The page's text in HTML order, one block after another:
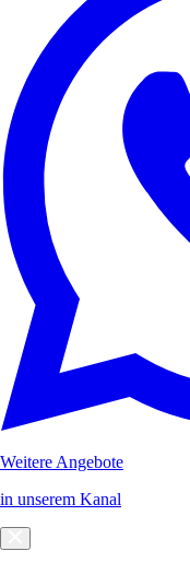
Weitere Angebote
in unserem Kanal